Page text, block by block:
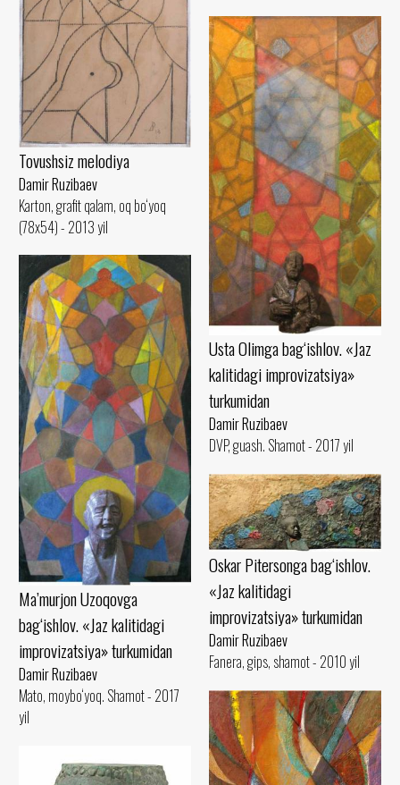
Tovushsiz melodiya
Damir Ruzibaev
Karton, grafit qalam, oq bo‘yoq
(78x54) - 2013 yil
Usta Olimga bag‘ishlov. «Jaz
kalitidagi improvizatsiya»
turkumidan
Damir Ruzibaev
DVP, guash. Shamot - 2017 yil
Ma’murjon Uzoqovga
bag‘ishlov. «Jaz kalitidagi
improvizatsiya» turkumidan
Damir Ruzibaev
Mato, moybo‘yoq. Shamot - 2017
yil
Oskar Pitersonga bag‘ishlov.
«Jaz kalitidagi
improvizatsiya» turkumidan
Damir Ruzibaev
Fanera, gips, shamot - 2010 yil